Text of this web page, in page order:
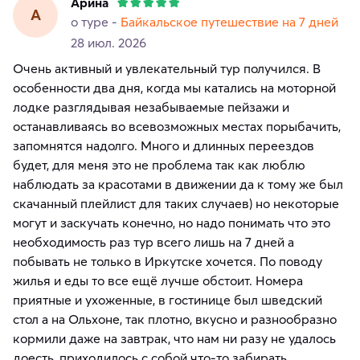
А
о туре - Байкальское путешествие на 7 дней
28 июл. 2026
Очень активный и увлекательный тур получился. В
особенности два дня, когда мы катались на моторной
лодке разглядывая незабываемые пейзажи и
останавливаясь во всевозможных местах порыбачить,
запомнятся надолго. Много и длинных переездов
будет, для меня это не проблема так как люблю
наблюдать за красотами в движении да к тому же был
скачанный плейлист для таких случаев) но некоторые
могут и заскучать конечно, но надо понимать что это
необходимость раз тур всего лишь на 7 дней а
побывать не только в Иркутске хочется. По поводу
жилья и еды то все ещё лучше обстоит. Номера
приятные и ухоженные, в гостинице был шведский
стол а на Ольхоне, так плотно, вкусно и разнообразно
кормили даже на завтрак, что нам ни разу не удалось